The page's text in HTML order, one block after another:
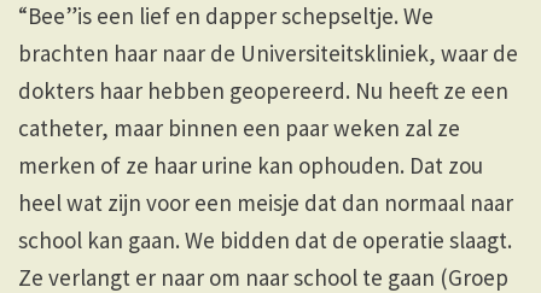
“Bee”is een lief en dapper schepseltje. We
brachten haar naar de Universiteitskliniek, waar de
dokters haar hebben geopereerd. Nu heeft ze een
catheter, maar binnen een paar weken zal ze
merken of ze haar urine kan ophouden. Dat zou
heel wat zijn voor een meisje dat dan normaal naar
school kan gaan. We bidden dat de operatie slaagt.
Ze verlangt er naar om naar school te gaan (Groep